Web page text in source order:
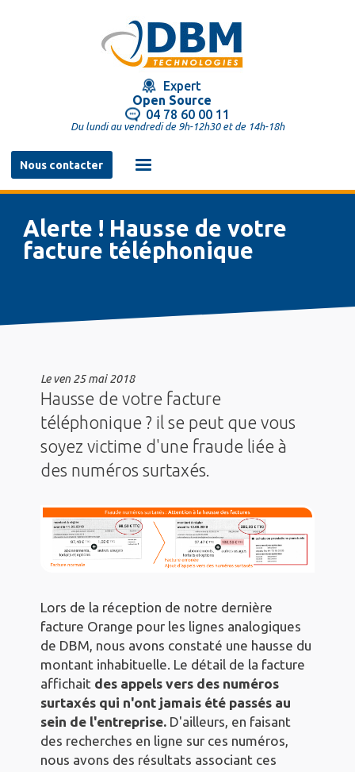
Expert
Open Source
04 78 60 00 11
Du lundi au vendredi de 9h-12h30 et de 14h-18h
Nous contacter
Navigation
principale
Alerte ! Hausse de votre
facture téléphonique
Leven 25 mai 2018
Hausse de votre facture
téléphonique ? il se peut que vous
soyez victime d'une fraude liée à
des numéros surtaxés.
Lors de la réception de notre dernière
facture Orange pour les lignes analogiques
de DBM, nous avons constaté une hausse du
montant inhabituelle. Le détail de la facture
affichait des appels vers des numéros
surtaxés qui n'ont jamais été passés au
sein de l'entreprise. D'ailleurs, en faisant
des recherches en ligne sur ces numéros,
nous avons des résultats associant ces